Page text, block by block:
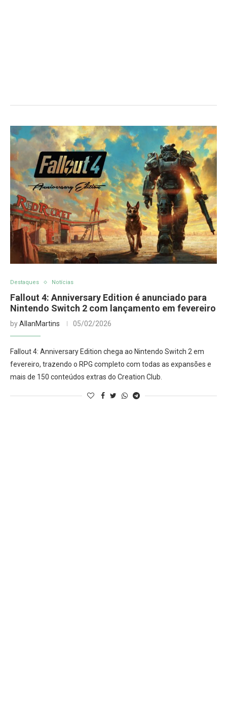
Destaques Notícias
Fallout 4: Anniversary Edition é anunciado para
Nintendo Switch 2 com lançamento em fevereiro
byAllanMartins 05/02/2026
Fallout 4: Anniversary Edition chega ao Nintendo Switch 2 em
fevereiro, trazendo o RPG completo com todas as expansões e
mais de 150 conteúdos extras do Creation Club.